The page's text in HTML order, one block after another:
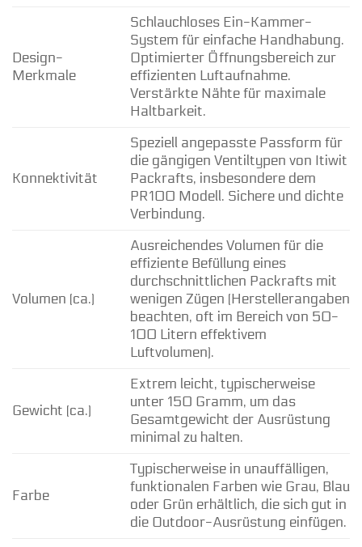
Design-
Merkmale
Schlauchloses Ein-Kammer-
System für einfache Handhabung.
Optimierter Öffnungsbereich zur
effizienten Luftaufnahme.
Verstärkte Nähte für maximale
Haltbarkeit.
Konnektivität
Speziell angepasste Passform für
die gängigen Ventiltypen von Itiwit
Packrafts, insbesondere dem
PR100 Modell. Sichere und dichte
Verbindung.
Volumen (ca.)
Ausreichendes Volumen für die
effiziente Befüllung eines
durchschnittlichen Packrafts mit
wenigen Zügen (Herstellerangaben
beachten, oft im Bereich von 50-
100 Litern effektivem
Luftvolumen).
Gewicht (ca.)
Extrem leicht, typischerweise
unter 150 Gramm, um das
Gesamtgewicht der Ausrüstung
minimal zu halten.
Farbe
Typischerweise in unauffälligen,
funktionalen Farben wie Grau, Blau
oder Grün erhältlich, die sich gut in
die Outdoor-Ausrüstung einfügen.